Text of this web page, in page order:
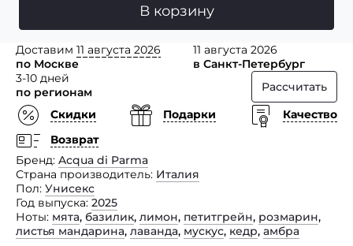
В корзину
Доставим 11 августа 2026
по Москве
11 августа 2026
в Санкт-Петербург
3-10 дней
по регионам
Рассчитать
Скидки
Подарки
Качество
Возврат
Бренд Acqua di Parma
Страна производитель Италия
Пол Унисекс
Год выпуска 2025
Ноты мята, базилик, лимон, петитгрейн, розмарин,
листья мандарина, лаванда, мускус, кедр, амбра